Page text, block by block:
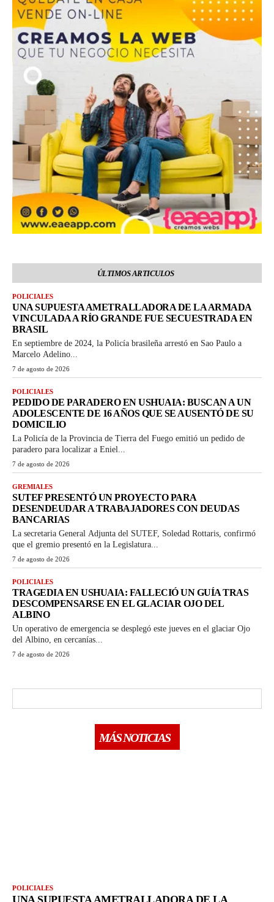
ÚLTIMOS ARTICULOS
POLICIALES
UNA SUPUESTA AMETRALLADORA DE LA ARMADA
VINCULADA A RÍO GRANDE FUE SECUESTRADA EN
BRASIL
En septiembre de 2024, la Policía brasileña arrestó en Sao Paulo a
Marcelo Adelino...
7 de agosto de 2026
POLICIALES
PEDIDO DE PARADERO EN USHUAIA: BUSCAN A UN
ADOLESCENTE DE 16 AÑOS QUE SE AUSENTÓ DE SU
DOMICILIO
La Policía de la Provincia de Tierra del Fuego emitió un pedido de
paradero para localizar a Eniel...
7 de agosto de 2026
GREMIALES
SUTEF PRESENTÓ UN PROYECTO PARA
DESENDEUDAR A TRABAJADORES CON DEUDAS
BANCARIAS
La secretaria General Adjunta del SUTEF, Soledad Rottaris, confirmó
que el gremio presentó en la Legislatura...
7 de agosto de 2026
POLICIALES
TRAGEDIA EN USHUAIA: FALLECIÓ UN GUÍA TRAS
DESCOMPENSARSE EN EL GLACIAR OJO DEL
ALBINO
Un operativo de emergencia se desplegó este jueves en el glaciar Ojo
del Albino, en cercanías...
7 de agosto de 2026
MÁS NOTICIAS
POLICIALES
UNA SUPUESTA AMETRALLADORA DE LA